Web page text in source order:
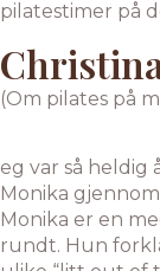
pilatestimer på
(Om pilates på
eg var så heldig
Monika
Monika er en
rundt. Hun